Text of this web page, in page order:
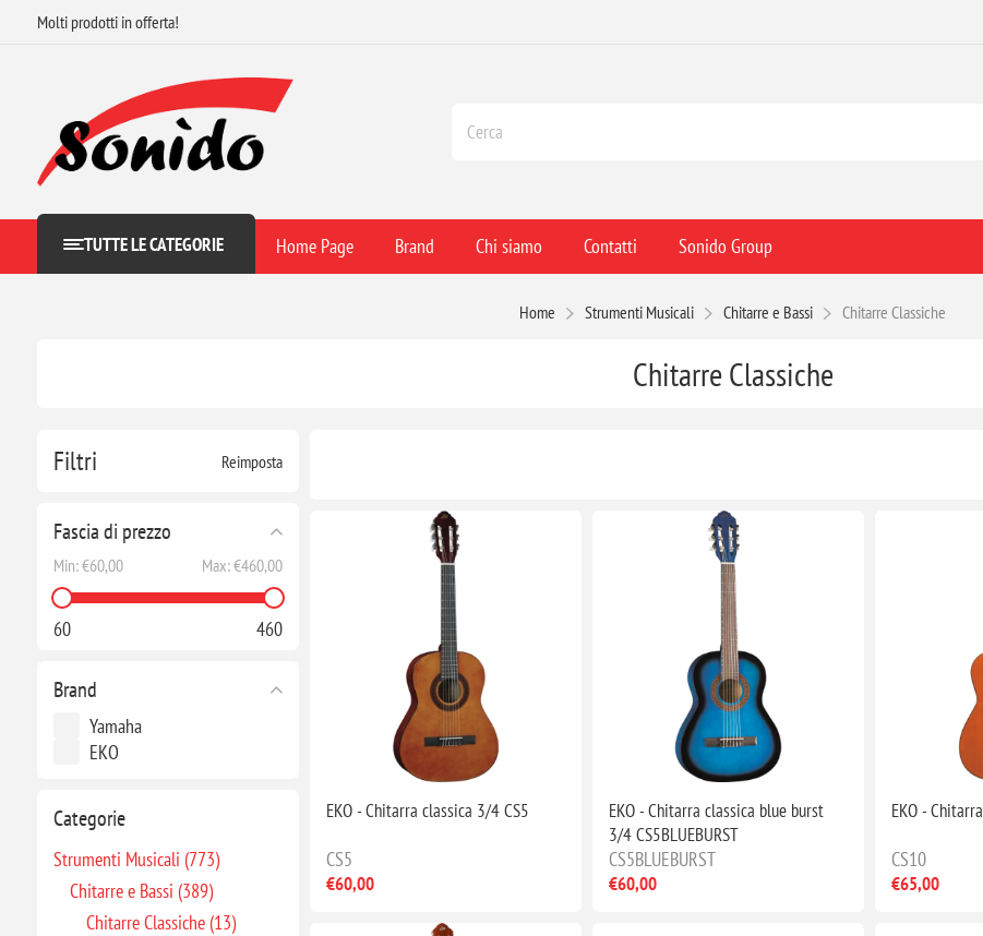
Molti prodotti in offerta!
TUTTE LE CATEGORIE Home Page Brand Chi siamo Contatti Sonido Group
Home Strumenti Musicali Chitarre e Bassi Chitarre Classiche
Filtri Reimposta
Fascia di prezzo
Min:€60,00 Max:€460,00
60 460
Brand
Yamaha
EKO
Categorie
Strumenti Musicali (773)
Chitarre e Bassi (389)
Chitarre Classiche (13)
Chitarre Classiche
EKO - Chitarra classica 3/4 CS5
CS5
€60,00
EKO - Chitarra classica blue burst
3/4 CS5BLUEBURST
CS5BLUEBURST
€60,00
EKO -
CS10
€65,00